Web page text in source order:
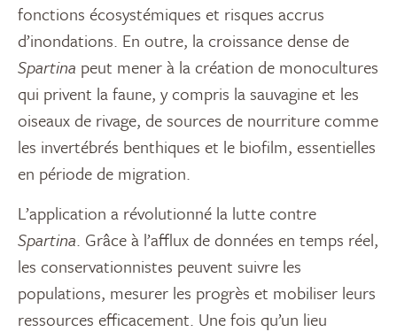
fonctions écosystémiques et risques accrus
d’inondations. En outre, la croissance dense de
Spartina peut mener à la création de monocultures
qui privent la faune, y compris la sauvagine et les
oiseaux de rivage, de sources de nourriture comme
les invertébrés benthiques et le biofilm, essentielles
en période de migration.
L’application a révolutionné la lutte contre
Spartina. Grâce à l’afflux de données en temps réel,
les conservationnistes peuvent suivre les
populations, mesurer les progrès et mobiliser leurs
ressources efficacement. Une fois qu’un lieu